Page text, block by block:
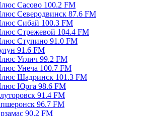
Сасово 100.2 FM
Северодвинск 87.6 FM
Сибай 100.3 FM
Стрежевой 104.4 FM
Ступино 91.0 FM
91.6 FM
Углич 99.2 FM
Унеча 100.7 FM
Шадринск 101.3 FM
Юрга 98.6 FM
91.4 FM
96.7 FM
90.2 FM